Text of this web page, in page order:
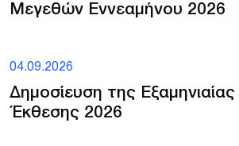
Μεγεθών Εννεαμήνου 2026
04.09.2026
Δημοσίευση της Εξαμηνιαίας
Έκθεσης 2026